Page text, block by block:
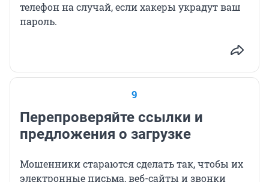
телефон на случай, если хакеры украдут ваш
пароль.
9
Перепроверяйте ссылки и
предложения о загрузке
Мошенники стараются сделать так, чтобы их
электронные письма, веб-сайты и звонки